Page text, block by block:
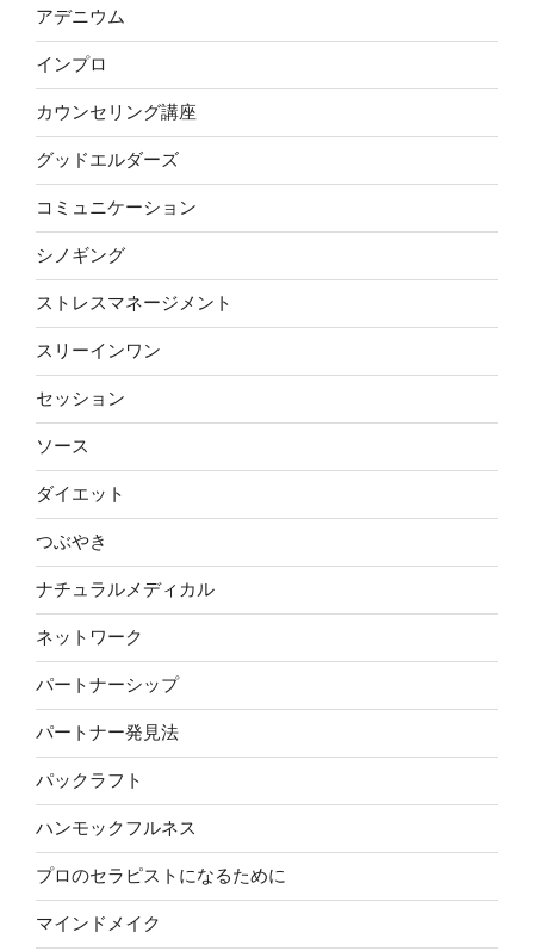
アデニウム
インプロ
カウンセリング講座
グッドエルダーズ
コミュニケーション
シノギング
ストレスマネージメント
スリーインワン
セッション
ソース
ダイエット
つぶやき
ナチュラルメディカル
ネットワーク
パートナーシップ
パートナー発見法
パックラフト
ハンモックフルネス
プロのセラピストになるために
マインドメイク